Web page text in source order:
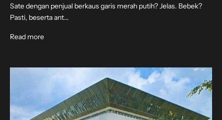
Sate dengan penjual berkaus garis merah putih? Jelas. Bebek?
Pasti, beserta ant...
Read more